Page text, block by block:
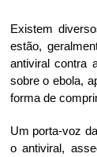
Existem
estão,
antiviral contra
sobre o ebola,
forma de
Um porta-voz
o antiviral,